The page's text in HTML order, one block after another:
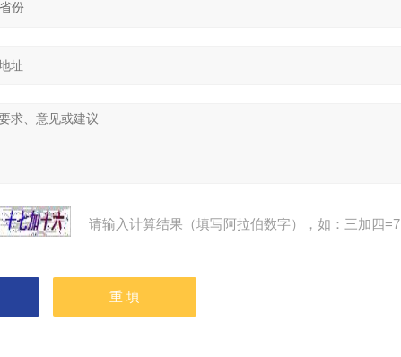
请输入计算结果（填写阿拉伯数字），如：三加四=7